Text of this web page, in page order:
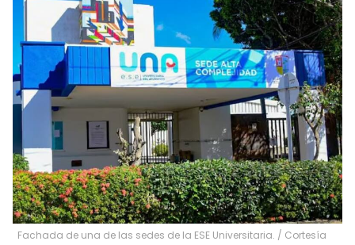
Fachada de una de las sedes de la ESE Universitaria. / Cortesía